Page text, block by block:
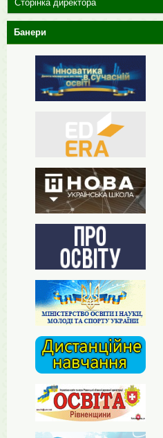
Сторінка директора
Банери